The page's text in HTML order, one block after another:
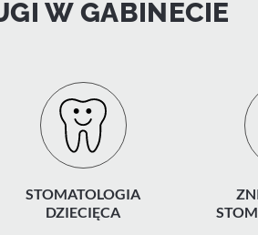
W GABINECIE
STOMATOLOGIA
DZIECIĘCA